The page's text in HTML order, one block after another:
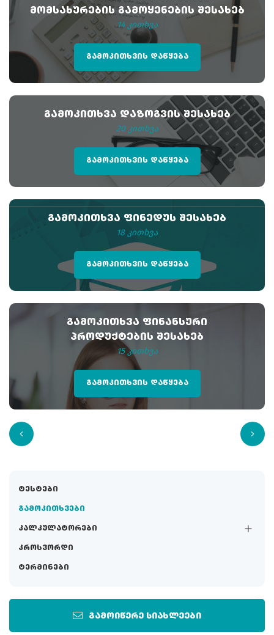
ტესტები
გამოკითხვები
კალკულატორები
კროსვორდი
ტერმინები
გამოიწერე სიახლეები
ᲛᲝᲛᲡᲐᲮᲣᲠᲔᲑᲘᲡ ᲒᲐᲛᲝᲧᲔᲜᲔᲑᲘᲡ ᲨᲔᲡᲐᲮᲔᲑ
14 კითხვა
ᲒᲐᲛᲝᲙᲘᲗᲮᲕᲘᲡ ᲓᲐᲬᲧᲔᲑᲐ
ᲒᲐᲛᲝᲙᲘᲗᲮᲕᲐ ᲓᲐᲖᲝᲒᲕᲘᲡ ᲨᲔᲡᲐᲮᲔᲑ
20 კითხვა
ᲒᲐᲛᲝᲙᲘᲗᲮᲕᲘᲡ ᲓᲐᲬᲧᲔᲑᲐ
ᲒᲐᲛᲝᲙᲘᲗᲮᲕᲐ ᲤᲘᲜᲔᲓᲣᲡ ᲨᲔᲡᲐᲮᲔᲑ
18 კითხვა
ᲒᲐᲛᲝᲙᲘᲗᲮᲕᲘᲡ ᲓᲐᲬᲧᲔᲑᲐ
ᲒᲐᲛᲝᲙᲘᲗᲮᲕᲐ ᲤᲘᲜᲐᲜᲡᲣᲠᲘ
ᲞᲠᲝᲓᲣᲥᲢᲔᲑᲘᲡ ᲨᲔᲡᲐᲮᲔᲑ
15 კითხვა
ᲒᲐᲛᲝᲙᲘᲗᲮᲕᲘᲡ ᲓᲐᲬᲧᲔᲑᲐ